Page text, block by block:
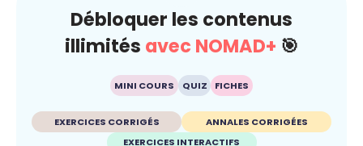
Débloquer les contenus
illimités avec NOMAD+ 🎯
MINI COURS QUIZ FICHES
EXERCICES CORRIGÉS
ANNALES CORRIGÉES
EXERCICES INTERACTIFS